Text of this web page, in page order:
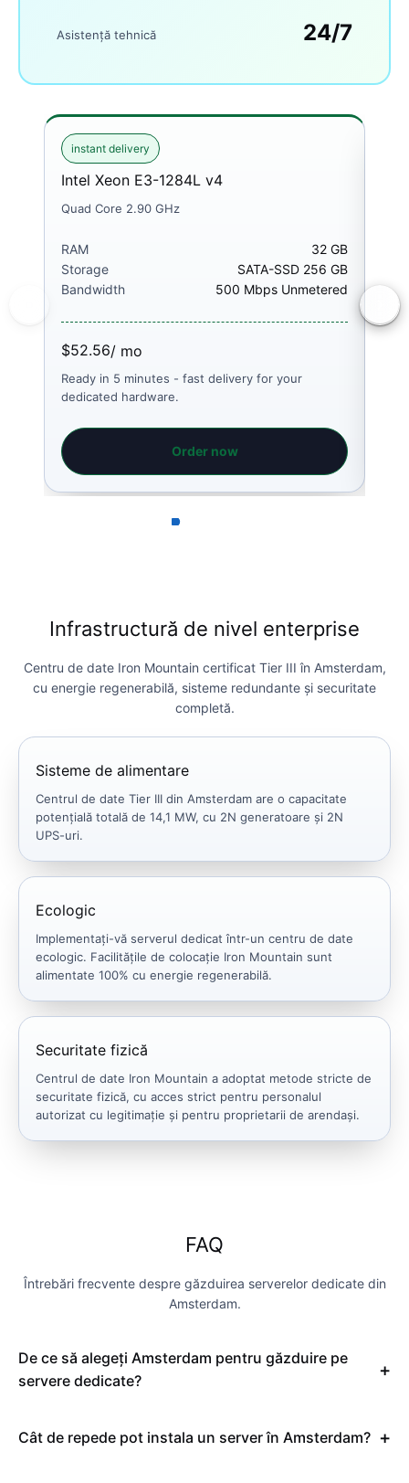
Asistență tehnică 24/7
instant delivery
Intel Xeon E3-1284L v4
Quad Core 2.90 GHz
RAM
32 GB
Storage
SATA-SSD 256 GB
Bandwidth
500 Mbps Unmetered
$52.56/ mo
Ready in 5 minutes - fast delivery for your
dedicated hardware.
Order now
Infrastructură de nivel enterprise
Centru de date Iron Mountain certificat Tier III în Amsterdam,
cu energie regenerabilă, sisteme redundante și securitate
completă.
Sisteme de alimentare
Centrul de date Tier III din Amsterdam are o capacitate
potențială totală de 14,1 MW, cu 2N generatoare și 2N
UPS-uri.
Ecologic
Implementați-vă serverul dedicat într-un centru de date
ecologic. Facilitățile de colocație Iron Mountain sunt
alimentate 100% cu energie regenerabilă.
Securitate fizică
Centrul de date Iron Mountain a adoptat metode stricte de
securitate fizică, cu acces strict pentru personalul
autorizat cu legitimație și pentru proprietarii de arendași.
FAQ
Întrebări frecvente despre găzduirea serverelor dedicate din
Amsterdam.
De ce să alegeți Amsterdam pentru găzduire pe
servere dedicate?
Cât de repede pot instala un server în Amsterdam?